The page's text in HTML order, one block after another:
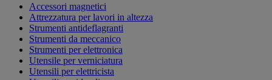
Accessori magnetici
Attrezzatura per lavori in altezza
Strumenti antideflagranti
Strumenti da meccanico
Strumenti per elettronica
Utensile per verniciatura
Utensili per elettricista